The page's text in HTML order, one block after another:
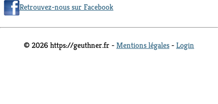
Retrouvez-nous sur Facebook
© 2026 https://geuthner.fr -Mentions légales -Login